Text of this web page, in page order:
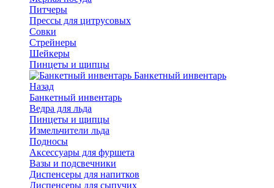
Питчеры
Прессы для цитрусовых
Совки
Стрейнеры
Шейкеры
Пинцеты и щипцы
Банкетный инвентарь
Назад
Банкетный инвентарь
Ведра для льда
Пинцеты и щипцы
Измельчители льда
Подносы
Аксессуары для фуршета
Вазы и подсвечники
Диспенсеры для напитков
Диспенсеры для сыпучих